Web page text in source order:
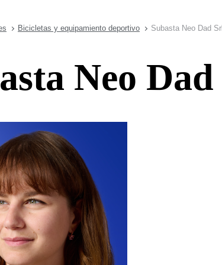
Bicicletas y equipamiento deportivo Subasta Neo Dad
Neo